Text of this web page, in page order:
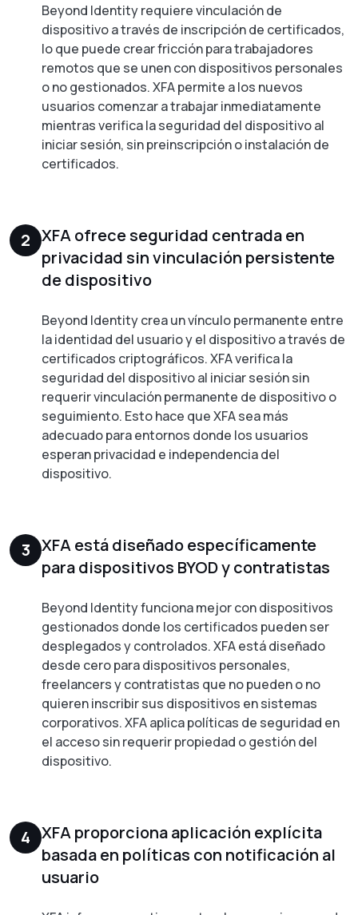
Beyond Identity requiere vinculación de
dispositivo a través de inscripción de certificados,
lo que puede crear fricción para trabajadores
remotos que se unen con dispositivos personales
o no gestionados. XFA permite a los nuevos
usuarios comenzar a trabajar inmediatamente
mientras verifica la seguridad del dispositivo al
iniciar sesión, sin preinscripción o instalación de
certificados.
2 XFA ofrece seguridad centrada en
privacidad sin vinculación persistente
de dispositivo
Beyond Identity crea un vínculo permanente entre
la identidad del usuario y el dispositivo a través de
certificados criptográficos. XFA verifica la
seguridad del dispositivo al iniciar sesión sin
requerir vinculación permanente de dispositivo o
seguimiento. Esto hace que XFA sea más
adecuado para entornos donde los usuarios
esperan privacidad e independencia del
dispositivo.
3 XFA está diseñado específicamente
para dispositivos BYOD y contratistas
Beyond Identity funciona mejor con dispositivos
gestionados donde los certificados pueden ser
desplegados y controlados. XFA está diseñado
desde cero para dispositivos personales,
freelancers y contratistas que no pueden o no
quieren inscribir sus dispositivos en sistemas
corporativos. XFA aplica políticas de seguridad en
el acceso sin requerir propiedad o gestión del
dispositivo.
4 XFA proporciona aplicación explícita
basada en políticas con notificación al
usuario